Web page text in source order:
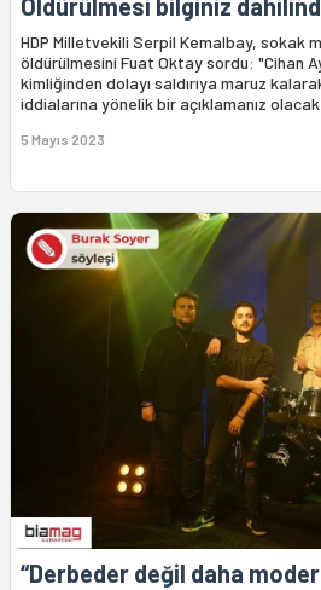
Öldürülmesi bilginiz
HDP Milletvekili Serpil Kemalbay, sokak
öldürülmesini Fuat Oktay sordu: "Cihan
kimliğinden dolayı saldırıya maruz
iddialarına yönelik bir açıklamanız olacak
5 Mayıs 2023
“Derbeder değil daha